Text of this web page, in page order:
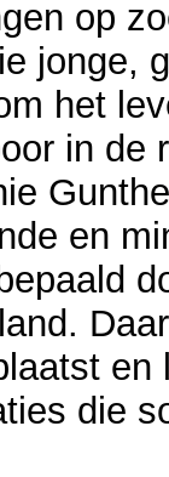
op
jonge,
het
in de
en
die